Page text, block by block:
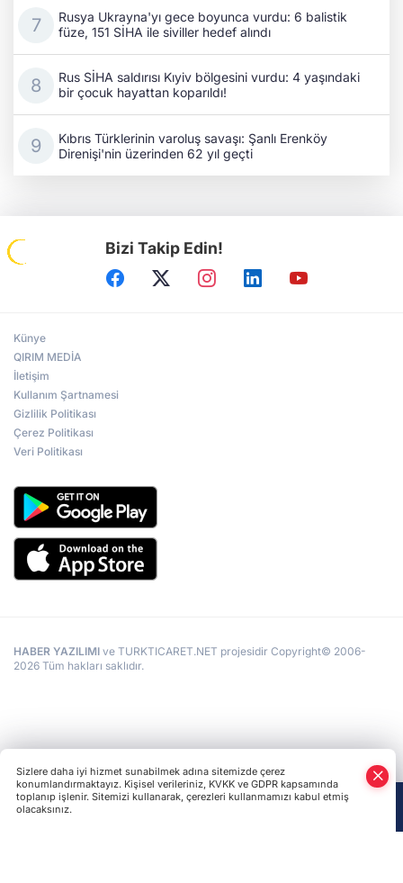
Rusya Ukrayna'yı gece boyunca vurdu: 6 balistik
füze, 151 SİHA ile siviller hedef alındı
Rus SİHA saldırısı Kıyiv bölgesini vurdu: 4 yaşındaki
bir çocuk hayattan koparıldı!
Kıbrıs Türklerinin varoluş savaşı: Şanlı Erenköy
Direnişi'nin üzerinden 62 yıl geçti
Bizi Takip Edin!
Künye
QIRIM MEDİA
İletişim
Kullanım Şartnamesi
Gizlilik Politikası
Çerez Politikası
Veri Politikası
HABER YAZILIMI ve TURKTICARET.NET projesidir Copyright© 2006-
2026 Tüm hakları saklıdır.
Sizlere daha iyi hizmet sunabilmek adına sitemizde çerez
konumlandırmaktayız. Kişisel verileriniz, KVKK ve GDPR kapsamında
toplanıp işlenir. Sitemizi kullanarak, çerezleri kullanmamızı kabul etmiş
olacaksınız.